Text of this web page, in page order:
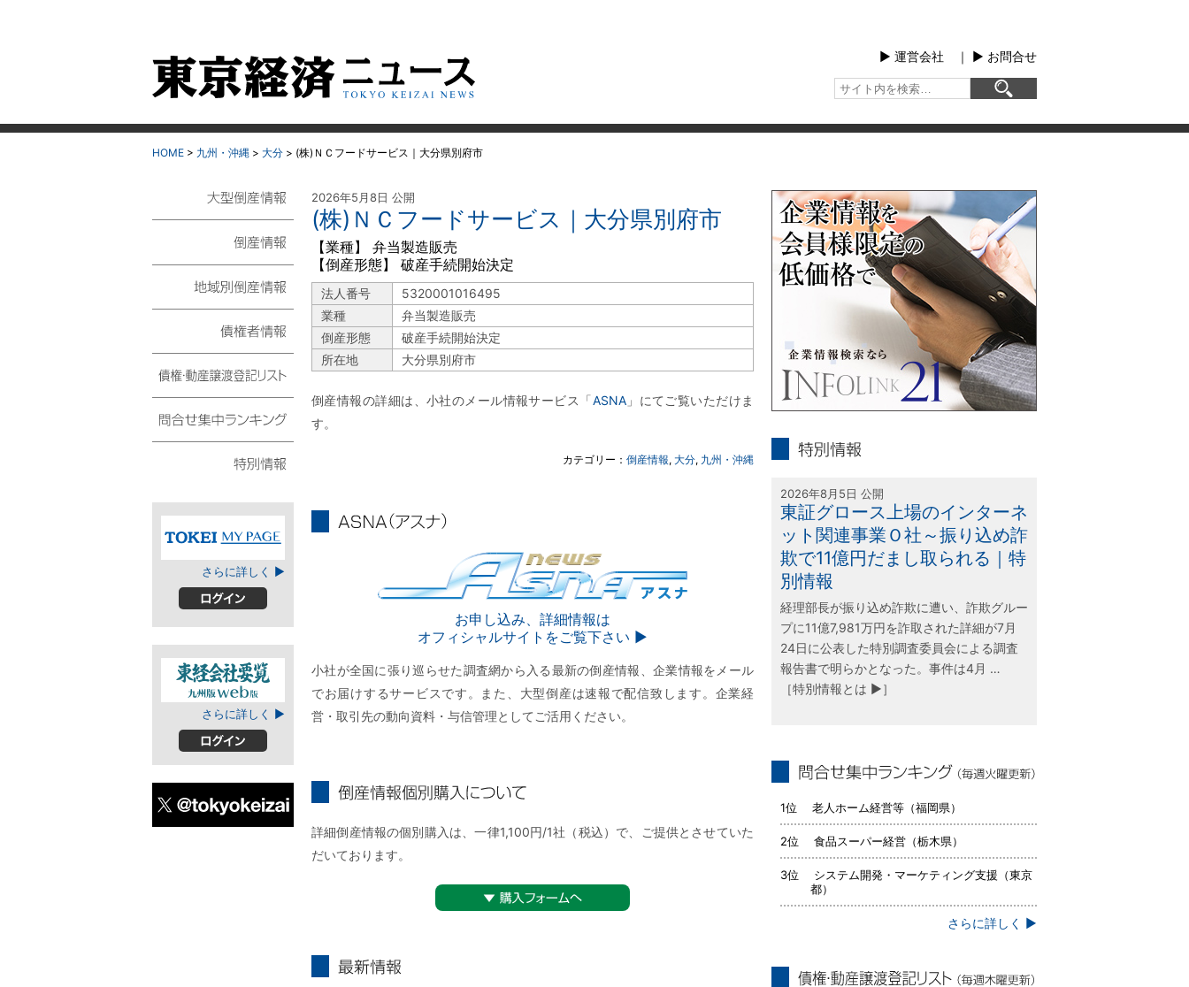
▶︎ 運営会社 ｜ ▶︎ お問合せ
HOME > 九州・沖縄 > 大分 > (株)ＮＣフードサービス｜大分県別府市
2026年5月8日 公開
(株)ＮＣフードサービス｜大分県別府市
【業種】 弁当製造販売
【倒産形態】 破産手続開始決定
法人番号
5320001016495
業種
弁当製造販売
倒産形態
破産手続開始決定
所在地
大分県別府市
倒産情報の詳細は、小社のメール情報サービス「ASNA」にてご覧いただけま
す。
カテゴリー： 倒産情報, 大分, 九州・沖縄
お申し込み、詳細情報は
オフィシャルサイトをご覧下さい ▶︎
小社が全国に張り巡らせた調査網から入る最新の倒産情報、企業情報をメール
でお届けするサービスです。また、大型倒産は速報で配信致します。企業経
営・取引先の動向資料・与信管理としてご活用ください。
詳細倒産情報の個別購入は、一律1,100円/1社（税込）で、ご提供とさせていた
だいております。
スト
TOKEIマイページ
さらに詳しく ▶
東経会社要覧web
さらに詳しく ▶
ログイン
2026年8月5日 公開
東証グロース上場のインターネ
ット関連事業Ｏ社～振り込め詐
欺で11億円だまし取られる｜特
別情報
経理部長が振り込め詐欺に遭い、詐欺グルー
プに11億7,981万円を詐取された詳細が7月
24日に公表した特別調査委員会による調査
報告書で明らかとなった。事件は4月 …
［特別情報とは ▶］
1位 老人ホーム経営等（福岡県）
2位 食品スーパー経営（栃木県）
3位 システム開発・マーケティング支援（東京
都）
さらに詳しく ▶